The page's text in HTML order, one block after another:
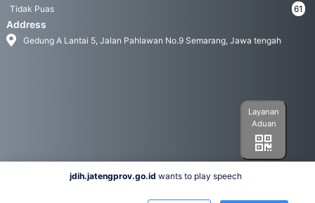
Tidak Puas
61
Address
Gedung A Lantai 5, Jalan Pahlawan No.9 Semarang, Jawa tengah
Layanan
Aduan
jdih.jatengprov.go.id wants to play speech